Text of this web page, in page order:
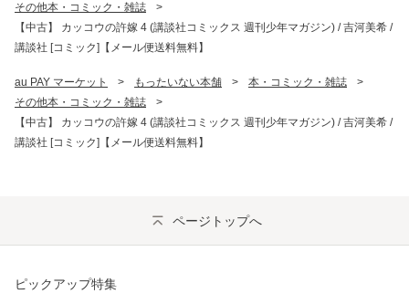
その他本・コミック・雑誌
>
【中古】 カッコウの許嫁 4 (講談社コミックス 週刊少年マガジン) / 吉河美希 /
講談社 [コミック]【メール便送料無料】
au PAY マーケット > もったいない本舗 > 本・コミック・雑誌
>
その他本・コミック・雑誌
>
【中古】 カッコウの許嫁 4 (講談社コミックス 週刊少年マガジン) / 吉河美希 /
講談社 [コミック]【メール便送料無料】
ページトップへ
ピックアップ特集